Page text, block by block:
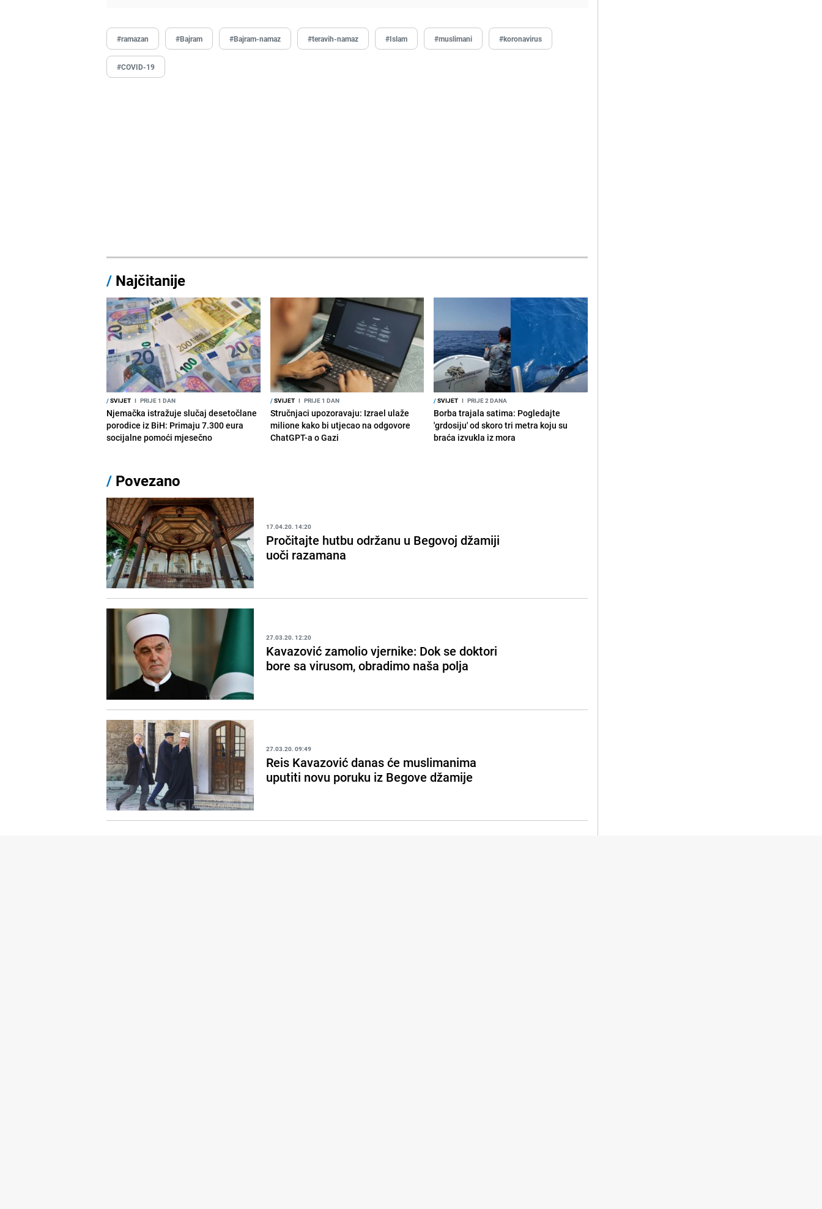
#ramazan #Bajram #Bajram-namaz #teravih-namaz #Islam #muslimani #koronavirus
#COVID-19
/ Najčitanije
/SVIJET I PRIJE 1 DAN
Njemačka istražuje slučaj desetočlane
porodice iz BiH: Primaju 7.300 eura
socijalne pomoći mjesečno
/SVIJET I PRIJE 1 DAN
Stručnjaci upozoravaju: Izrael ulaže
milione kako bi utjecao na odgovore
ChatGPT-a o Gazi
/SVIJET I PRIJE 2 DANA
Borba trajala satima: Pogledajte
'grdosiju' od skoro tri metra koju su
braća izvukla iz mora
/ Povezano
17.04.20. 14:20
Pročitajte hutbu održanu u Begovoj džamiji
uoči razamana
27.03.20. 12:20
Kavazović zamolio vjernike: Dok se doktori
bore sa virusom, obradimo naša polja
27.03.20. 09:49
Reis Kavazović danas će muslimanima
uputiti novu poruku iz Begove džamije